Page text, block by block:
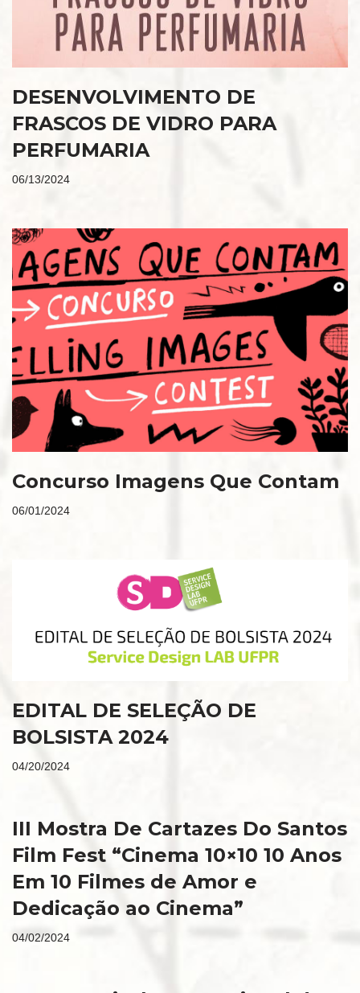
DESENVOLVIMENTO DE
FRASCOS DE VIDRO PARA
PERFUMARIA
06/13/2024
Concurso Imagens Que Contam
06/01/2024
EDITAL DE SELEÇÃO DE
BOLSISTA 2024
04/20/2024
III Mostra De Cartazes Do Santos
Film Fest “Cinema 10×10 10 Anos
Em 10 Filmes de Amor e
Dedicação ao Cinema”
04/02/2024